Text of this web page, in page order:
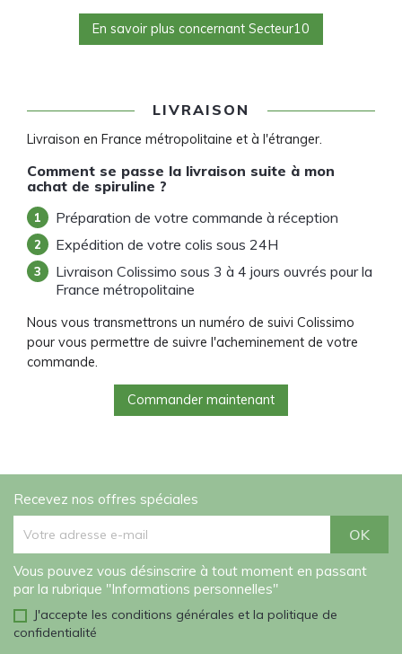
En savoir plus concernant Secteur10
LIVRAISON
Livraison en France métropolitaine et à l'étranger.
Comment se passe la livraison suite à mon
achat de spiruline ?
Préparation de votre commande à réception
Expédition de votre colis sous 24H
Livraison Colissimo sous 3 à 4 jours ouvrés pour la
France métropolitaine
Nous vous transmettrons un numéro de suivi Colissimo
pour vous permettre de suivre l'acheminement de votre
commande.
Commander maintenant
Recevez nos offres spéciales
Vous pouvez vous désinscrire à tout moment en passant
par la rubrique "Informations personnelles"
J'accepte les conditions générales et la politique de
confidentialité